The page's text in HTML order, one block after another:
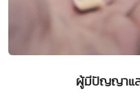
ผู้มีปัญญาแส